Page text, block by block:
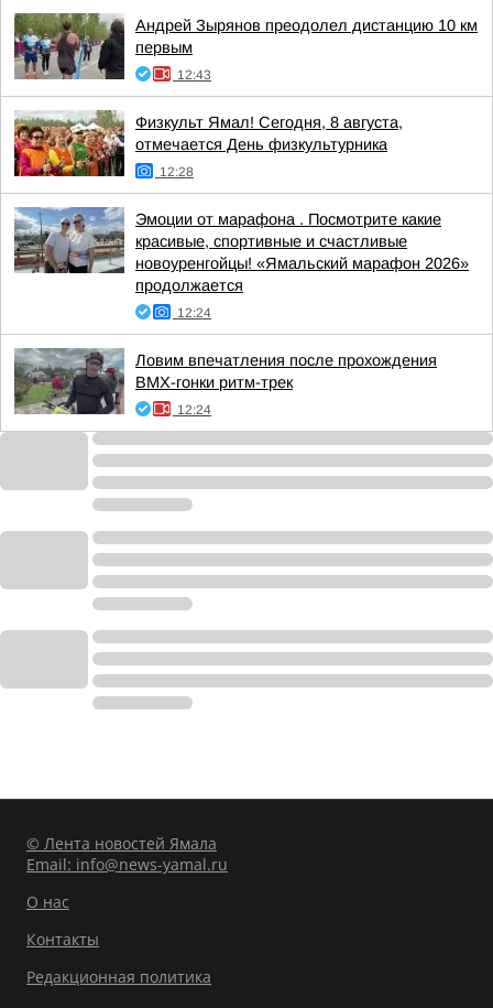
Андрей Зырянов преодолел дистанцию 10 км
первым
12:43
Физкульт Ямал! Сегодня, 8 августа,
отмечается День физкультурника
12:28
Эмоции от марафона . Посмотрите какие
красивые, спортивные и счастливые
новоуренгойцы! «Ямальский марафон 2026»
продолжается
12:24
Ловим впечатления после прохождения
ВМХ-гонки ритм-трек
12:24
© Лента новостей Ямала
Email: info@news-yamal.ru
О нас
Контакты
Редакционная политика